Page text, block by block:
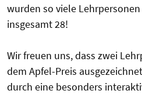
wurden so viele
insgesamt 28!
Wir freuen uns, dass zwei
dem Apfel-Preis
durch eine besonders